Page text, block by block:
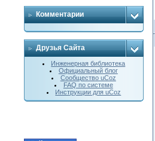
Комментарии
Друзья Сайта
Инженерная библиотека
Официальный блог
Сообщество uCoz
FAQ по системе
Инструкции для uCoz